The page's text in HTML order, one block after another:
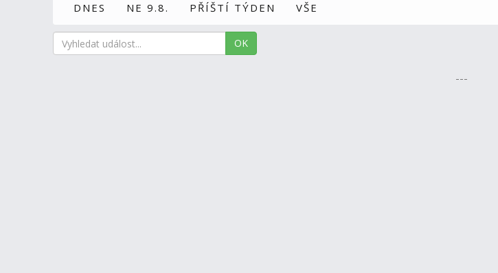
DNES NE 9.8. PŘÍŠTÍ TÝDEN VŠE
OK
---